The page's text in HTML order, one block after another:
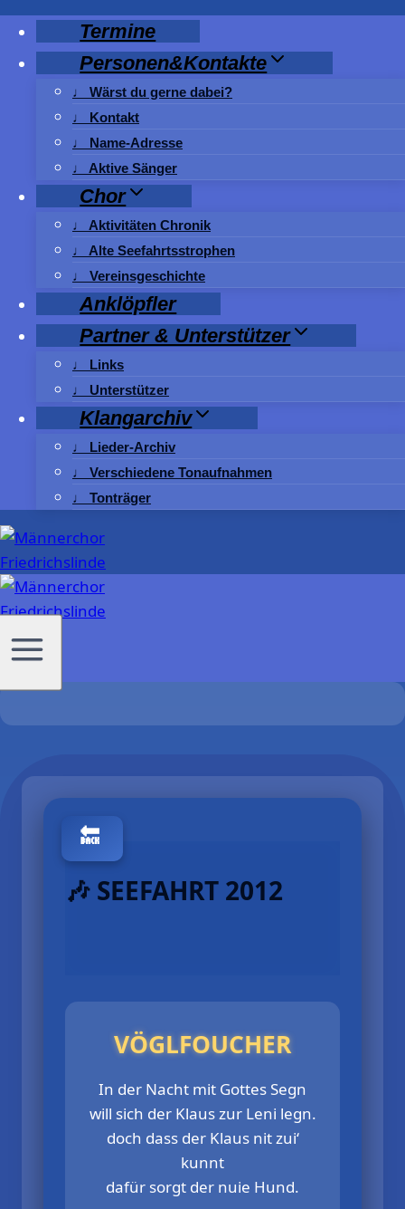
Zum
Inhalt
springen
Termine
Personen&Kontakte
♩ Wärst du gerne dabei?
♩ Kontakt
♩ Name-Adresse
♩ Aktive Sänger
Chor
♩ Aktivitäten Chronik
♩ Alte Seefahrtsstrophen
♩ Vereinsgeschichte
Anklöpfler
Partner & Unterstützer
♩ Links
♩ Unterstützer
Klangarchiv
♩ Lieder-Archiv
♩ Verschiedene Tonaufnahmen
♩ Tonträger
🎶 SEEFAHRT 2012
VÖGLFOUCHER
In der Nacht mit Gottes Segn
will sich der Klaus zur Leni legn.
doch dass der Klaus nit zui‘
kunnt
dafür sorgt der nuie Hund.